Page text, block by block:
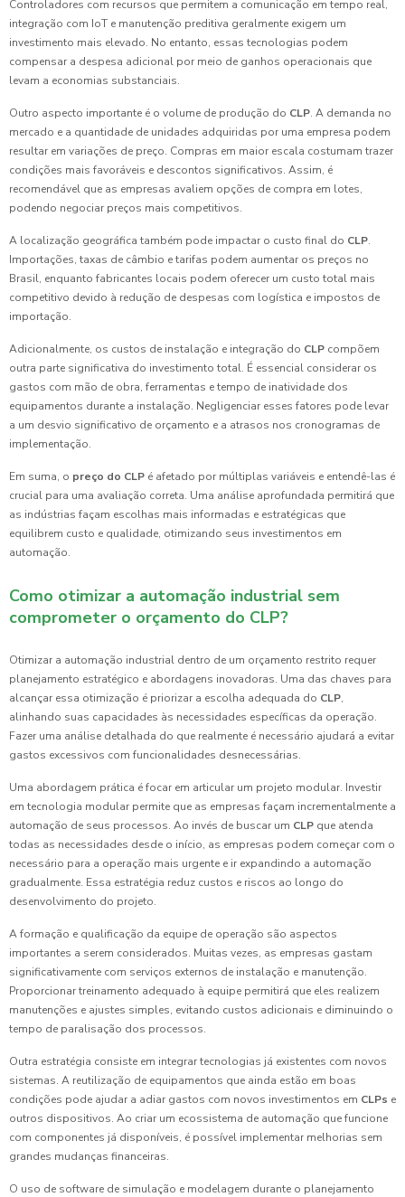
Controladores com recursos que permitem a comunicação em tempo real,
integração com IoT e manutenção preditiva geralmente exigem um
investimento mais elevado. No entanto, essas tecnologias podem
compensar a despesa adicional por meio de ganhos operacionais que
levam a economias substanciais.
Outro aspecto importante é o volume de produção do CLP. A demanda no
mercado e a quantidade de unidades adquiridas por uma empresa podem
resultar em variações de preço. Compras em maior escala costumam trazer
condições mais favoráveis e descontos significativos. Assim, é
recomendável que as empresas avaliem opções de compra em lotes,
podendo negociar preços mais competitivos.
A localização geográfica também pode impactar o custo final do CLP.
Importações, taxas de câmbio e tarifas podem aumentar os preços no
Brasil, enquanto fabricantes locais podem oferecer um custo total mais
competitivo devido à redução de despesas com logística e impostos de
importação.
Adicionalmente, os custos de instalação e integração do CLP compõem
outra parte significativa do investimento total. É essencial considerar os
gastos com mão de obra, ferramentas e tempo de inatividade dos
equipamentos durante a instalação. Negligenciar esses fatores pode levar
a um desvio significativo de orçamento e a atrasos nos cronogramas de
implementação.
Em suma, o preço do CLP é afetado por múltiplas variáveis e entendê-las é
crucial para uma avaliação correta. Uma análise aprofundada permitirá que
as indústrias façam escolhas mais informadas e estratégicas que
equilibrem custo e qualidade, otimizando seus investimentos em
automação.
Como otimizar a automação industrial sem
comprometer o orçamento do CLP?
Otimizar a automação industrial dentro de um orçamento restrito requer
planejamento estratégico e abordagens inovadoras. Uma das chaves para
alcançar essa otimização é priorizar a escolha adequada do CLP,
alinhando suas capacidades às necessidades específicas da operação.
Fazer uma análise detalhada do que realmente é necessário ajudará a evitar
gastos excessivos com funcionalidades desnecessárias.
Uma abordagem prática é focar em articular um projeto modular. Investir
em tecnologia modular permite que as empresas façam incrementalmente a
automação de seus processos. Ao invés de buscar um CLP que atenda
todas as necessidades desde o início, as empresas podem começar com o
necessário para a operação mais urgente e ir expandindo a automação
gradualmente. Essa estratégia reduz custos e riscos ao longo do
desenvolvimento do projeto.
A formação e qualificação da equipe de operação são aspectos
importantes a serem considerados. Muitas vezes, as empresas gastam
significativamente com serviços externos de instalação e manutenção.
Proporcionar treinamento adequado à equipe permitirá que eles realizem
manutenções e ajustes simples, evitando custos adicionais e diminuindo o
tempo de paralisação dos processos.
Outra estratégia consiste em integrar tecnologias já existentes com novos
sistemas. A reutilização de equipamentos que ainda estão em boas
condições pode ajudar a adiar gastos com novos investimentos em CLPs e
outros dispositivos. Ao criar um ecossistema de automação que funcione
com componentes já disponíveis, é possível implementar melhorias sem
grandes mudanças financeiras.
O uso de software de simulação e modelagem durante o planejamento